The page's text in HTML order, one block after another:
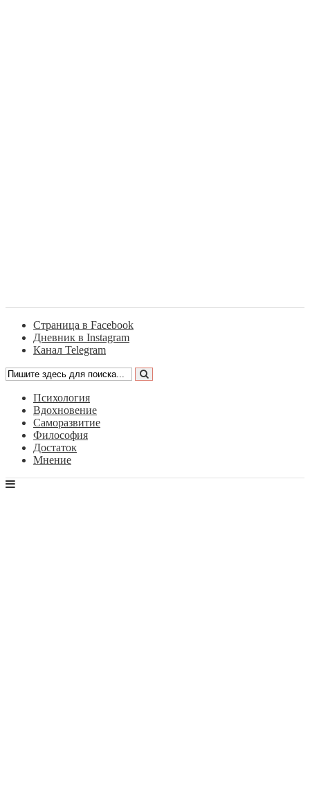
Страница в Facebook
Дневник в Instagram
Канал Telegram
Психология
Вдохновение
Саморазвитие
Философия
Достаток
Мнение